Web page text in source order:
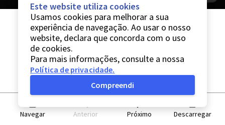
Navegar Anterior Próximo Descarregar
Este website utiliza cookies
Usamos cookies para melhorar a sua
experiência de navegação. Ao usar o nosso
website, declara que concorda com o uso
de cookies.
Para mais informações, consulte a nossa
Política de privacidade.
Compreendi